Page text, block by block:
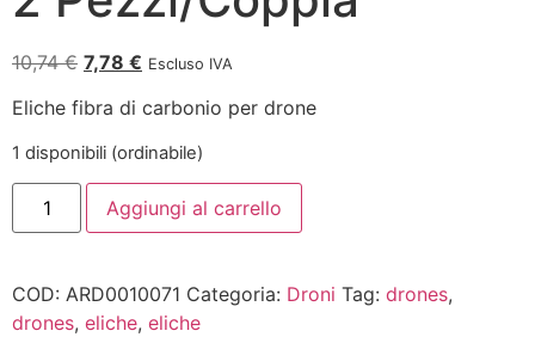
10,74€ 7,78 € Escluso IVA
Eliche fibra di carbonio per drone
1 disponibili (ordinabile)
Aggiungi al carrello
COD: ARD0010071 Categoria: Droni Tag: drones,
drones, eliche, eliche